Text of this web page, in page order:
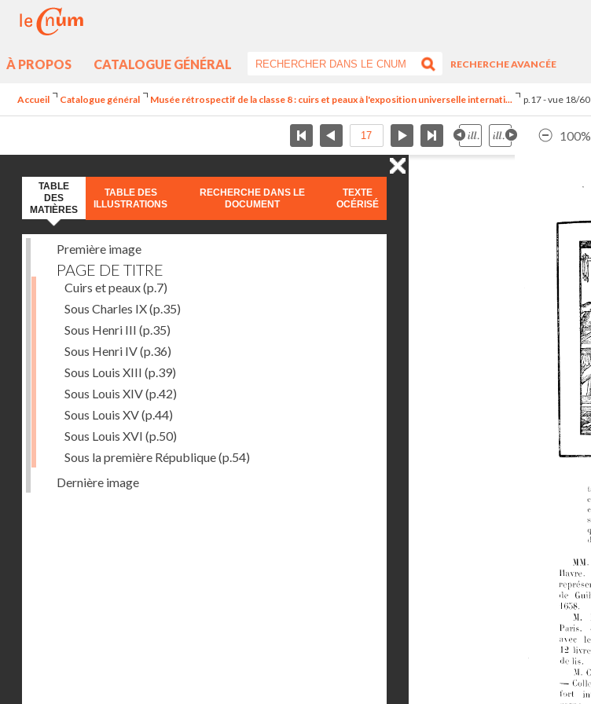
À PROPOS CATALOGUE GÉNÉRAL
RECHERCHE AVANCÉE
Accueil Catalogue général Musée rétrospectif de la classe 8 : cuirs et peaux à l'exposition universelle internati... p.17 - vue 18/60
100%
TABLE
DES
MATIÈRES
TABLE DES
ILLUSTRATIONS
RECHERCHE DANS LE
DOCUMENT
TEXTE
OCÉRISÉ
Première image
PAGE DE TITRE
Cuirs et peaux(p.7)
Sous Charles IX(p.35)
Sous Henri III (p.35)
Sous Henri IV(p.36)
Sous Louis XIII (p.39)
Sous Louis XIV(p.42)
Sous Louis XV(p.44)
Sous Louis XVI (p.50)
Sous la première République(p.54)
Dernière image